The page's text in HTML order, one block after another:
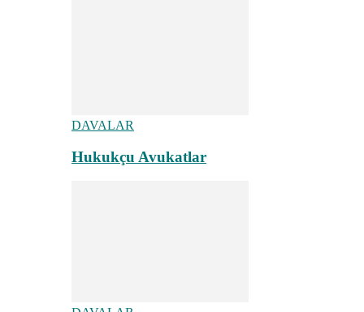
DAVALAR
Hukukçu Avukatlar